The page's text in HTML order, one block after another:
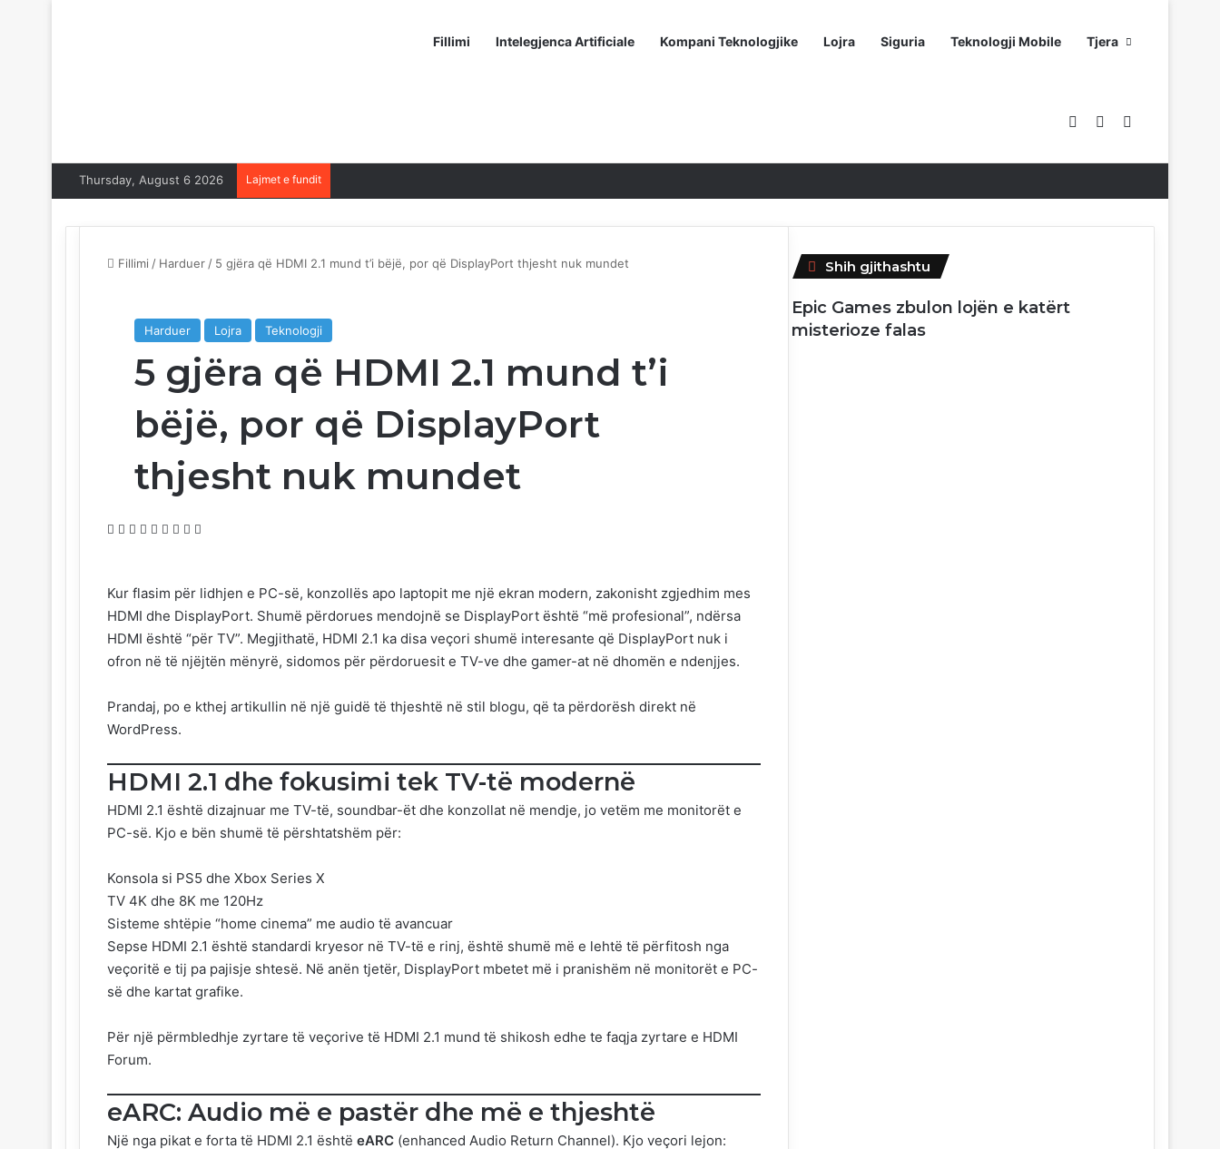
Fillimi Intelegjenca Artificiale Kompani Teknologjike Lojra Siguria Teknologji Mobile Tjera
SidebarSwitch skin
Thursday, August 6 2026 Lajmet e fundit
Fillimi / Harduer / 5 gjëra që HDMI 2.1 mund t’i bëjë, por që DisplayPort thjesht nuk mundet
Harduer Lojra Teknologji
5 gjëra që HDMI 2.1 mund t’i
bëjë, por që DisplayPort
thjesht nuk mundet
Facebook
Reddit
Skype
Messenger
Messenger
WhatsApp
Telegram
Viber
Kur flasim për lidhjen e PC-së, konzollës apo laptopit me një ekran modern, zakonisht zgjedhim mes
HDMI dhe DisplayPort. Shumë përdorues mendojnë se DisplayPort është “më profesional”, ndërsa
HDMI është “për TV”. Megjithatë, HDMI 2.1 ka disa veçori shumë interesante që DisplayPort nuk i
ofron në të njëjtën mënyrë, sidomos për përdoruesit e TV-ve dhe gamer-at në dhomën e ndenjjes.
Prandaj, po e kthej artikullin në një guidë të thjeshtë në stil blogu, që ta përdorësh direkt në
WordPress.
HDMI 2.1 dhe fokusimi tek TV-të modernë
HDMI 2.1 është dizajnuar me TV-të, soundbar-ët dhe konzollat në mendje, jo vetëm me monitorët e
PC-së. Kjo e bën shumë të përshtatshëm për:
Konsola si PS5 dhe Xbox Series X
TV 4K dhe 8K me 120Hz
Sisteme shtëpie “home cinema” me audio të avancuar
Sepse HDMI 2.1 është standardi kryesor në TV-të e rinj, është shumë më e lehtë të përfitosh nga
veçoritë e tij pa pajisje shtesë. Në anën tjetër, DisplayPort mbetet më i pranishëm në monitorët e PC-
së dhe kartat grafike.
Për një përmbledhje zyrtare të veçorive të HDMI 2.1 mund të shikosh edhe te faqja zyrtare e HDMI
Forum.
eARC: Audio më e pastër dhe më e thjeshtë
Një nga pikat e forta të HDMI 2.1 është eARC (enhanced Audio Return Channel). Kjo veçori lejon:
Shih gjithashtu
Close
Epic Games zbulon lojën e katërt
misterioze falas